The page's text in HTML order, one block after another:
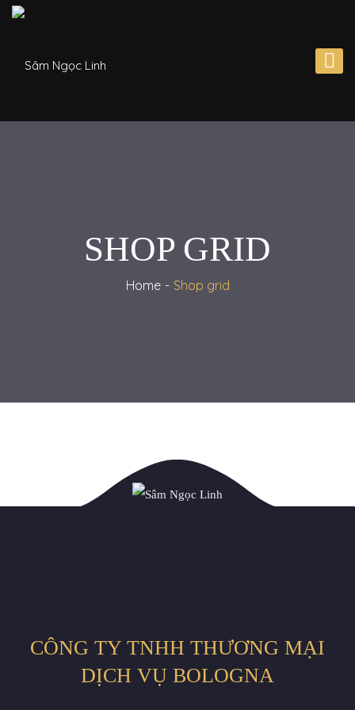
SHOP GRID
Home Shop grid
CÔNG TY TNHH THƯƠNG MẠI
DỊCH VỤ BOLOGNA